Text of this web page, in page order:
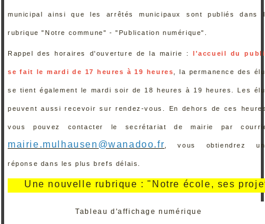
municipal ainsi que les arrêtés municipaux sont publiés dans
rubrique "Notre commune" - "Publication numérique".
Rappel des horaires d'ouverture de la mairie : l'accueil du
se fait le mardi de 17 heures à 19 heures , la permanence des
se tient également le mardi soir de 18 heures à 19 heures. Les
peuvent aussi recevoir sur rendez-vous. En dehors de ces
vous pouvez contacter le secrétariat de mairie par
mairie.mulhausen@wanadoo.fr , vous obtiendrez
réponse dans les plus brefs délais.
Une nouvelle rubrique : "Notre école, ses projets,
Tableau d'affichage numérique